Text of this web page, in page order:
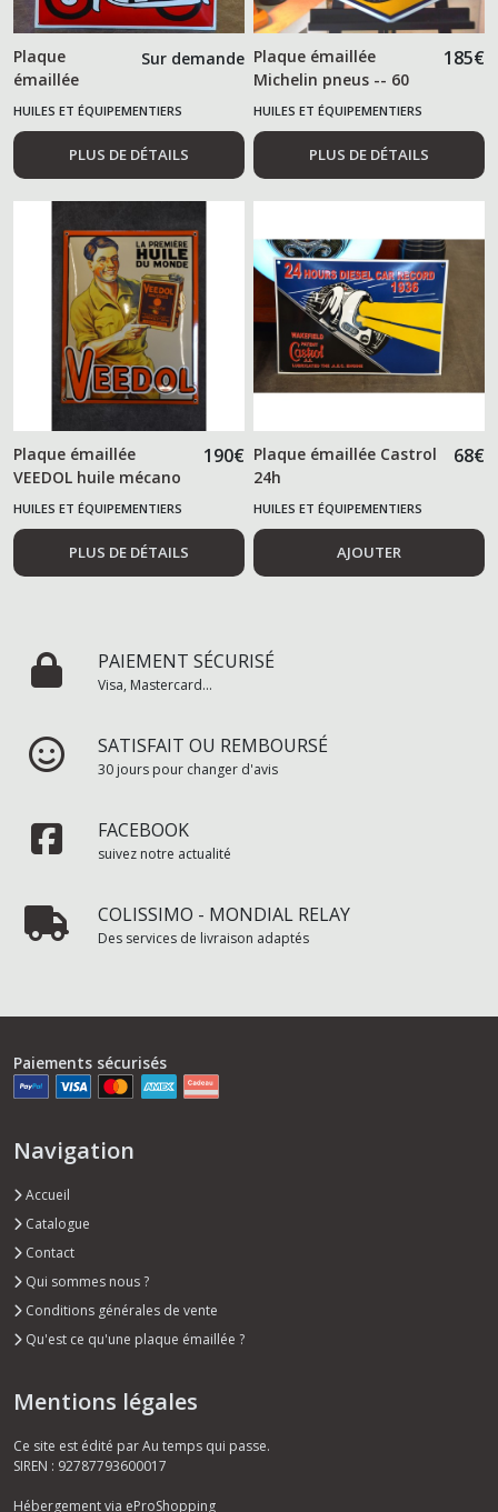
Plaque
émaillée
Michelin moto
Sur demande
HUILES ET ÉQUIPEMENTIERS
AUTOMOBILES
PLUS DE DÉTAILS
Plaque émaillée
Michelin pneus -- 60
cm --
185€
HUILES ET ÉQUIPEMENTIERS
AUTOMOBILES
PLUS DE DÉTAILS
Plaque émaillée
VEEDOL huile mécano
190€
HUILES ET ÉQUIPEMENTIERS
AUTOMOBILES
PLUS DE DÉTAILS
Plaque émaillée Castrol
24h
68€
HUILES ET ÉQUIPEMENTIERS
AUTOMOBILES
AJOUTER
PAIEMENT SÉCURISÉ
Visa, Mastercard...
SATISFAIT OU REMBOURSÉ
30 jours pour changer d'avis
FACEBOOK
suivez notre actualité
COLISSIMO - MONDIAL RELAY
Des services de livraison adaptés
Paiements sécurisés
Navigation
Accueil
Catalogue
Contact
Qui sommes nous ?
Conditions générales de vente
Qu'est ce qu'une plaque émaillée ?
Mentions légales
Ce site est édité par Au temps qui passe.
SIREN : 92787793600017
Hébergement via eProShopping